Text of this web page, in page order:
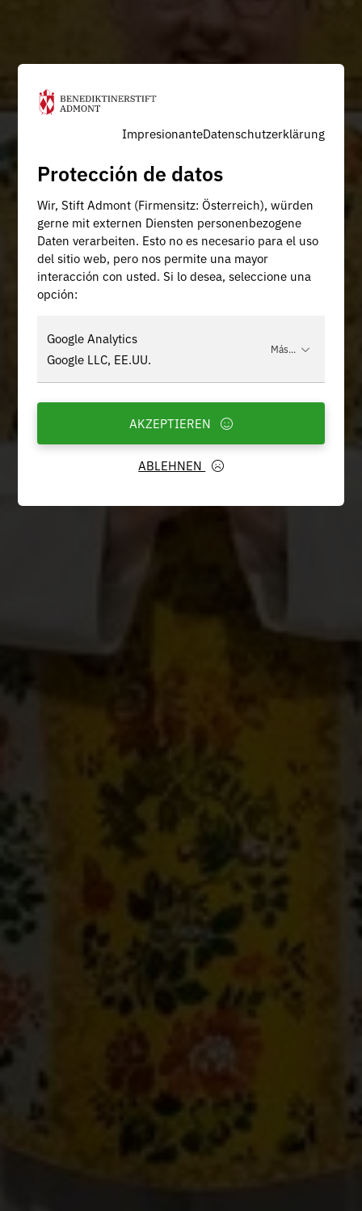
ImpresionanteDatenschutzerklärung
Protección de datos
Wir, Stift Admont (Firmensitz: Österreich), würden
gerne mit externen Diensten personenbezogene
Daten verarbeiten. Esto no es necesario para el uso
del sitio web, pero nos permite una mayor
interacción con usted. Si lo desea, seleccione una
opción:
Google Analytics
Google LLC, EE.UU.
Más...
ABLEHNEN
AKZEPTIEREN